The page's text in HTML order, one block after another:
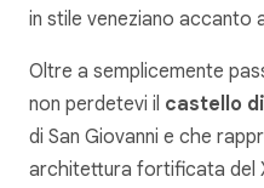
in stile veneziano accanto
Oltre a semplicemente
non perdetevi il castello
di San Giovanni e che
architettura fortificata del